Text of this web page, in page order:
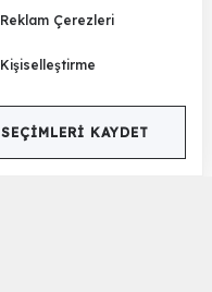
Reklam Çerezleri
Kişiselleştirme
SEÇIMLERI KAYDET